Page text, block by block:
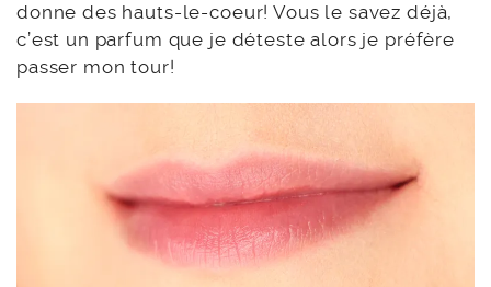
donne des hauts-le-coeur! Vous le savez déjà,
c’est un parfum que je déteste alors je préfère
passer mon tour!